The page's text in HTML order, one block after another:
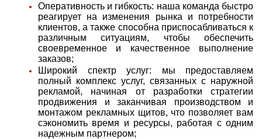
Оперативность и гибкость: наша команда быстро
реагирует на изменения рынка и потребности
клиентов, а также способна приспосабливаться к
различным ситуациям, чтобы обеспечить
своевременное и качественное выполнение
заказов;
Широкий спектр услуг: мы предоставляем
полный комплекс услуг, связанных с наружной
рекламой, начиная от разработки стратегии
продвижения и заканчивая производством и
монтажом рекламных щитов, что позволяет вам
сэкономить время и ресурсы, работая с одним
надежным партнером;